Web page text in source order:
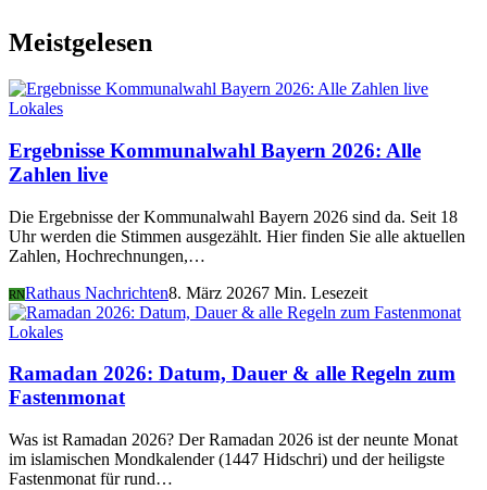
Meistgelesen
Lokales
Ergebnisse Kommunalwahl Bayern 2026: Alle
Zahlen live
Die Ergebnisse der Kommunalwahl Bayern 2026 sind da. Seit 18
Uhr werden die Stimmen ausgezählt. Hier finden Sie alle aktuellen
Zahlen, Hochrechnungen,…
RNRathaus Nachrichten8. März 20267 Min. Lesezeit
Lokales
Ramadan 2026: Datum, Dauer & alle Regeln zum
Fastenmonat
Was ist Ramadan 2026? Der Ramadan 2026 ist der neunte Monat
im islamischen Mondkalender (1447 Hidschri) und der heiligste
Fastenmonat für rund…